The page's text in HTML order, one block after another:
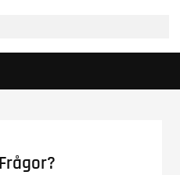
Frågor?